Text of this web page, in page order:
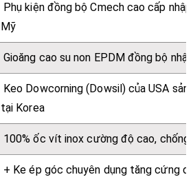
Phụ kiện đồng bộ Cmech cao cấp
Mỹ
Gioăng cao su non EPDM đồng bộ
Keo Dowcorning (Dowsil) của USA sản
tại Korea
100% ốc vít inox cường độ cao, chống
+ Ke ép góc chuyên dụng tăng cứng